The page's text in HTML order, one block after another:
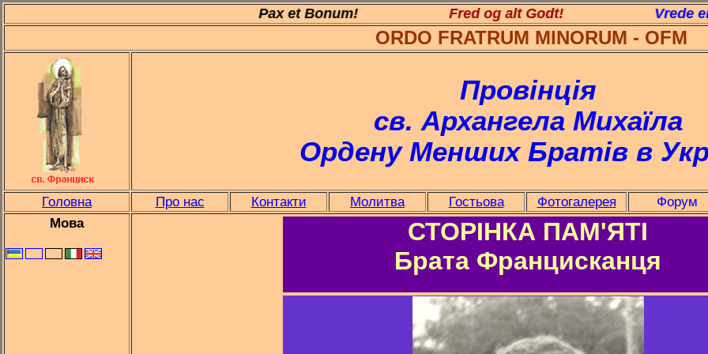
Pax et Bonum! Fred og alt Godt! Vrede en
ORDO FRATRUM MINORUM - OFM
Провінція
св. Архангела Михаїла
Ордену Менших Братів в
Головна Про нас Контакти Молитва Гостьова Фотогалерея
Форум
Мова
СТОРІНКА ПАМ'ЯТІ
Брата Францисканця